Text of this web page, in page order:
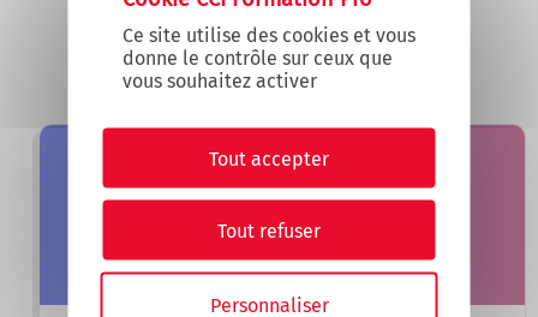
Ce site utilise des cookies et vous
donne le contrôle sur ceux que
vous souhaitez activer
Tout accepter
Tout refuser
Personnaliser